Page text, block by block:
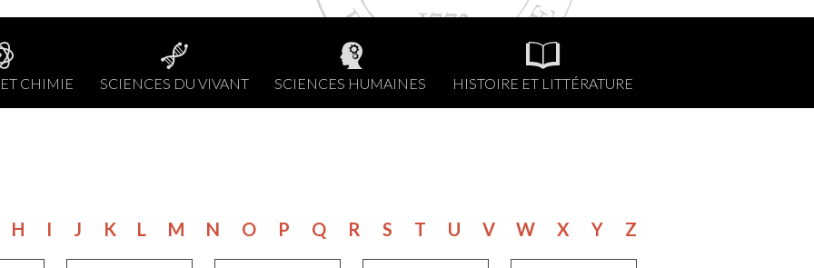
CHIMIE SCIENCES DU VIVANT SCIENCES HUMAINES HISTOIRE ET LITTÉRATURE
H I J K L M N O P Q R S T U V W X Y Z